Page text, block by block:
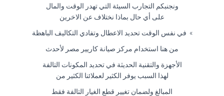
ونجنبكم التجارب السيئة التي تهدر الوقت والمال
على أي حال بماذا نختلاف عن الاخرين
» في نفس الوقت تحديد الاعطال وتفادي التكاليف الباهظة
من هنا استخدام مركز صيانة كاريير مصر لأحدث
الأجهزة والتقنية الحديثة في تحديد المكونات التالفة
لهذا السبب يوفر الكثير لعملائنا الكثير من
المبالغ ولضمان تغيير قطع الغيار التالفة فقط